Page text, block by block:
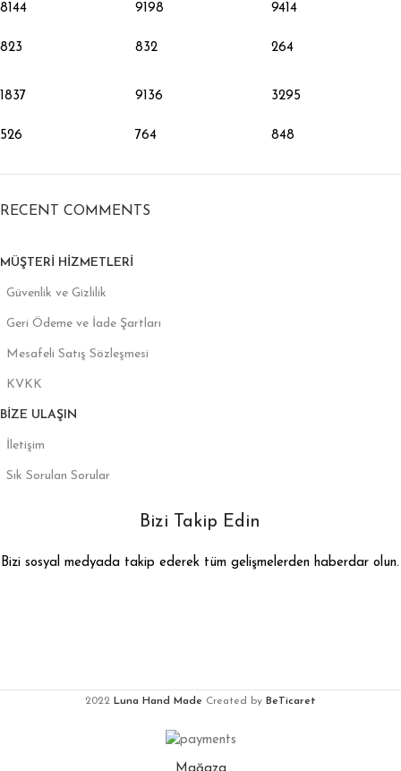
8144
823
9198
832
9414
264
1837
526
9136
764
3295
848
RECENT COMMENTS
MÜŞTERI HIZMETLERI
Güvenlik ve Gizlilik
Geri Ödeme ve İade Şartları
Mesafeli Satış Sözleşmesi
KVKK
BIZE ULAŞIN
İletişim
Sık Sorulan Sorular
Bizi Takip Edin
Bizi sosyal medyada takip ederek tüm gelişmelerden haberdar olun.
2022 Luna Hand Made Created by BeTicaret